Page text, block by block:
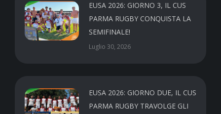
EUSA 2026: GIORNO 3, IL CUS
PARMA RUGBY CONQUISTA LA
SEMIFINALE!
Luglio 30, 2026
EUSA 2026: GIORNO DUE, IL CUS
PARMA RUGBY TRAVOLGE GLI